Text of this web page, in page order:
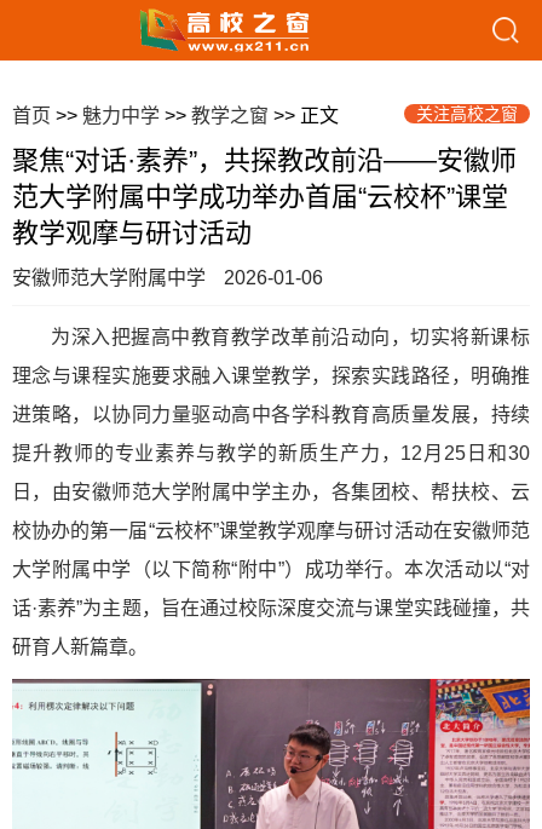
首页 >> 魅力中学 >> 教学之窗 >> 正文 关注高校之窗
聚焦“对话·素养”，共探教改前沿——安徽师
范大学附属中学成功举办首届“云校杯”课堂
教学观摩与研讨活动
安徽师范大学附属中学 2026-01-06
为深入把握高中教育教学改革前沿动向，切实将新课标
理念与课程实施要求融入课堂教学，探索实践路径，明确推
进策略，以协同力量驱动高中各学科教育高质量发展，持续
提升教师的专业素养与教学的新质生产力，12月25日和30
日，由安徽师范大学附属中学主办，各集团校、帮扶校、云
校协办的第一届“云校杯”课堂教学观摩与研讨活动在安徽师范
大学附属中学（以下简称“附中”）成功举行。本次活动以“对
话·素养”为主题，旨在通过校际深度交流与课堂实践碰撞，共
研育人新篇章。